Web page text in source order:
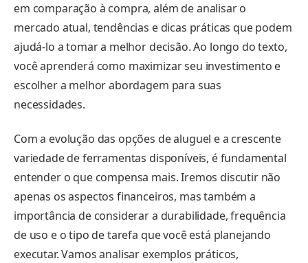
em comparação à compra, além de analisar o
mercado atual, tendências e dicas práticas que podem
ajudá-lo a tomar a melhor decisão. Ao longo do texto,
você aprenderá como maximizar seu investimento e
escolher a melhor abordagem para suas
necessidades.
Com a evolução das opções de aluguel e a crescente
variedade de ferramentas disponíveis, é fundamental
entender o que compensa mais. Iremos discutir não
apenas os aspectos financeiros, mas também a
importância de considerar a durabilidade, frequência
de uso e o tipo de tarefa que você está planejando
executar. Vamos analisar exemplos práticos,